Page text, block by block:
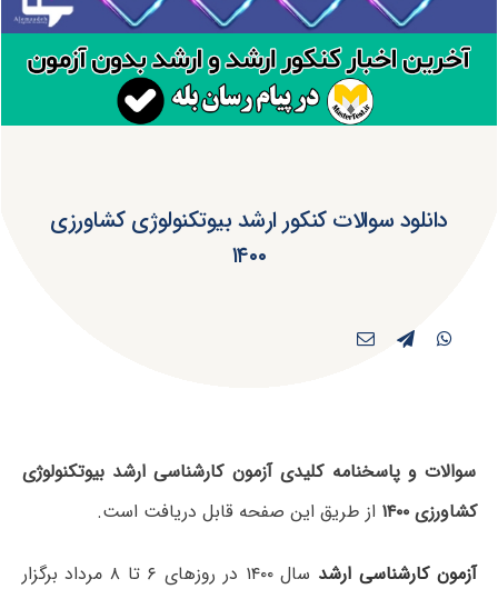
دانلود سوالات کنکور ارشد بیوتکنولوژی کشاورزی
۱۴۰۰
سوالات و پاسخنامه کلیدی آزمون کارشناسی ارشد بیوتکنولوژی
کشاورزی ۱۴۰۰
از طریق این صفحه قابل دریافت است.
آزمون کارشناسی ارشد
سال ۱۴۰۰ در روزهای ۶ تا ۸ مرداد برگزار